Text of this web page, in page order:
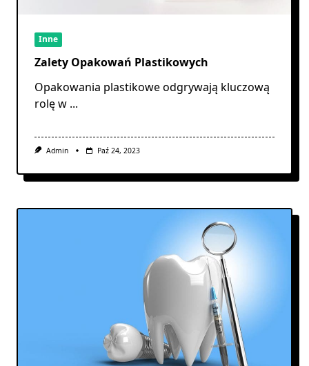
Inne
Zalety Opakowań Plastikowych
Opakowania plastikowe odgrywają kluczową
rolę w ...
Admin Paź 24, 2023